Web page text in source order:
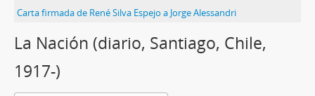
Carta firmada de René Silva Espejo a Jorge Alessandri
La Nación (diario, Santiago, Chile,
1917-)